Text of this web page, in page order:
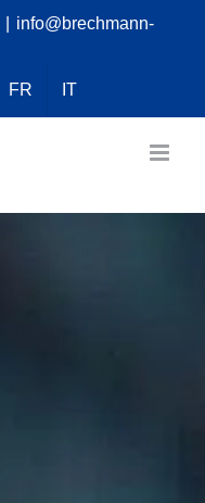
info@brechmann-
FR IT